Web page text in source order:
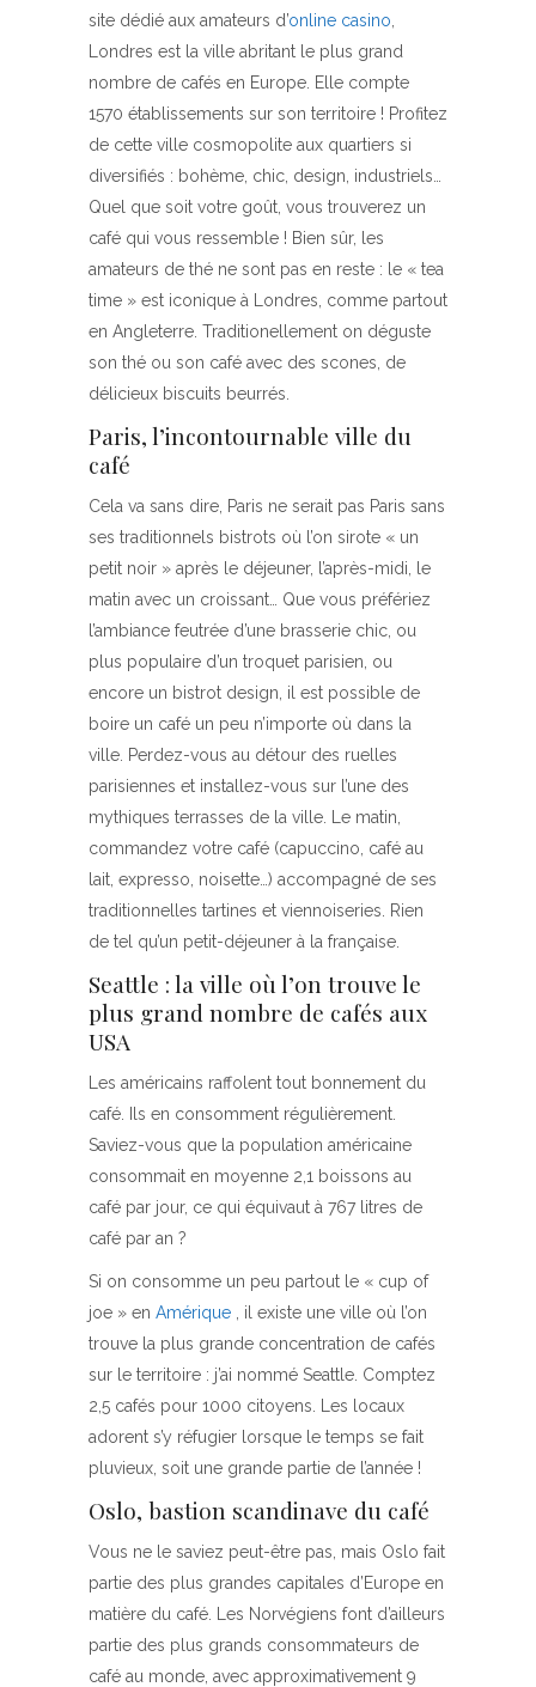
site dédié aux amateurs d’online casino
Londres est la ville abritant le plus grand
nombre de cafés en Europe. Elle compte
1570 établissements sur son territoire ! Profitez
de cette ville cosmopolite aux quartiers si
diversifiés : bohème, chic, design, industriels…
Quel que soit votre goût, vous trouverez un
café qui vous ressemble ! Bien sûr, les
amateurs de thé ne sont pas en reste : le « tea
time » est iconique à Londres, comme partout
en Angleterre. Traditionellement on déguste
son thé ou son café avec des scones, de
délicieux biscuits beurrés.
Paris, l’incontournable ville du
café
Cela va sans dire, Paris ne serait pas Paris sans
ses traditionnels bistrots où l’on sirote « un
petit noir » après le déjeuner, l’après-midi, le
matin avec un croissant… Que vous préfériez
l’ambiance feutrée d’une brasserie chic, ou
plus populaire d’un troquet parisien, ou
encore un bistrot design, il est possible de
boire un café un peu n’importe où dans la
ville. Perdez-vous au détour des ruelles
parisiennes et installez-vous sur l’une des
mythiques terrasses de la ville. Le matin,
commandez votre café (capuccino, café au
lait, expresso, noisette…) accompagné de ses
traditionnelles tartines et viennoiseries. Rien
de tel qu’un petit-déjeuner à la française.
Seattle : la ville où l’on trouve le
plus grand nombre de cafés aux
USA
Les américains raffolent tout bonnement du
café. Ils en consomment régulièrement.
Saviez-vous que la population américaine
consommait en moyenne 2,1 boissons au
café par jour, ce qui équivaut à 767 litres de
café par an ?
Si on consomme un peu partout le « cup of
joe » en Amérique , il existe une ville où l’on
trouve la plus grande concentration de cafés
sur le territoire : j’ai nommé Seattle. Comptez
2,5 cafés pour 1000 citoyens. Les locaux
adorent s’y réfugier lorsque le temps se fait
pluvieux, soit une grande partie de l’année !
Oslo, bastion scandinave du café
Vous ne le saviez peut-être pas, mais Oslo fait
partie des plus grandes capitales d’Europe en
matière du café. Les Norvégiens font d’ailleurs
partie des plus grands consommateurs de
café au monde, avec approximativement 9